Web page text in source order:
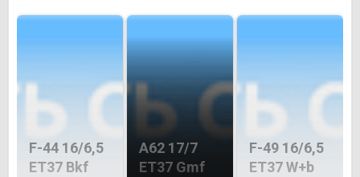
F-44 16/6,5
ET37 Bkf
A62 17/7
ET37 Gmf
F-49 16/6,5
ET37 W+b